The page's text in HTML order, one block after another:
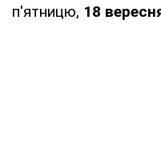
п'ятницю, 18